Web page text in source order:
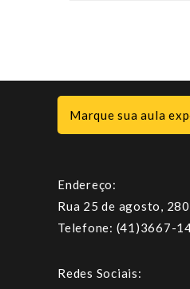
Marque sua aula
Endereço:
Rua 25 de agosto,
Telefone: (41)3667-
Redes Sociais: